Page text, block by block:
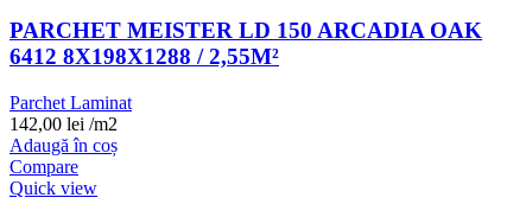
PARCHET MEISTER LD 150 ARCADIA OAK
6412 8X198X1288 / 2,55M²
Parchet Laminat
142,00 lei /m2
Adaugă în coș
Compare
Quick view